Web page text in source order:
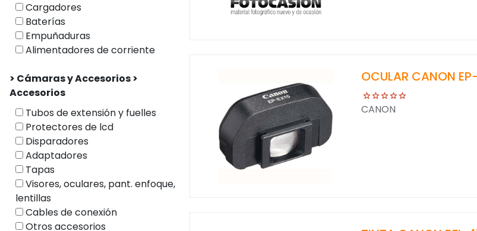
Cargadores
Baterías
Empuñaduras
Alimentadores de corriente
> Cámaras y Accesorios >
Accesorios
Tubos de extensión y fuelles
Protectores de lcd
Disparadores
Adaptadores
Tapas
Visores, oculares, pant. enfoque,
lentillas
Cables de conexión
Otros accesorios
OCULAR CANON
CANON